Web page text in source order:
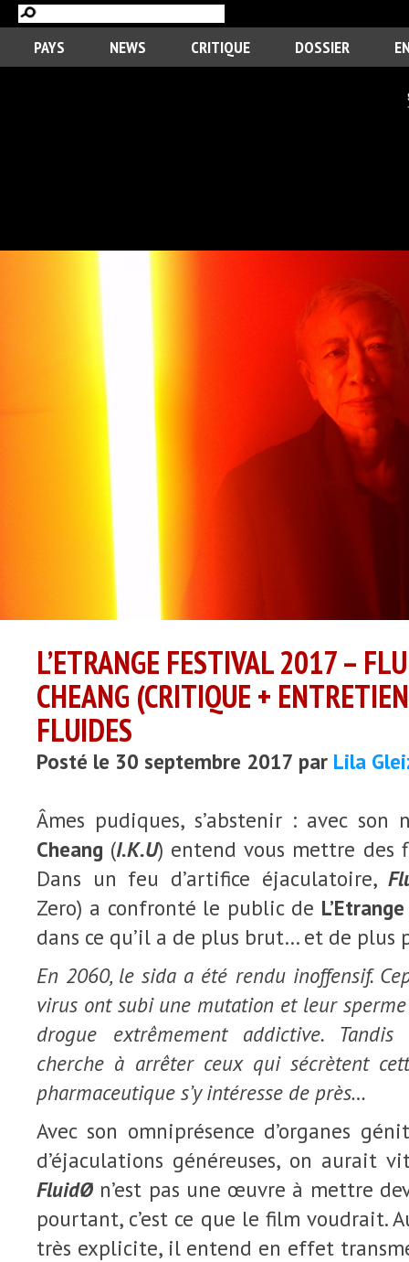
PAYS NEWS CRITIQUE DOSSIER
L’ETRANGE FESTIVAL 2017 –
CHEANG (CRITIQUE +
FLUIDES
Posté le 30 septembre 2017 par Lila
Âmes pudiques, s’abstenir : avec
Cheang (I.K.U) entend vous mettre des
Dans un feu d’artifice éjaculatoire,
Zero) a confronté le public de
dans ce qu’il a de plus brut… et de plus
En 2060, le sida a été rendu inoffensif.
virus ont subi une mutation et leur sperme
drogue extrêmement addictive.
cherche à arrêter ceux qui sécrètent
pharmaceutique s’y intéresse de près…
Avec son omniprésence d’organes
d’éjaculations généreuses, on aurait
FluidØ n’est pas une œuvre à mettre
pourtant, c’est ce que le film voudrait.
très explicite, il entend en effet